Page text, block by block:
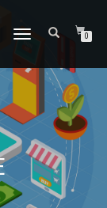
TOGGLE
0